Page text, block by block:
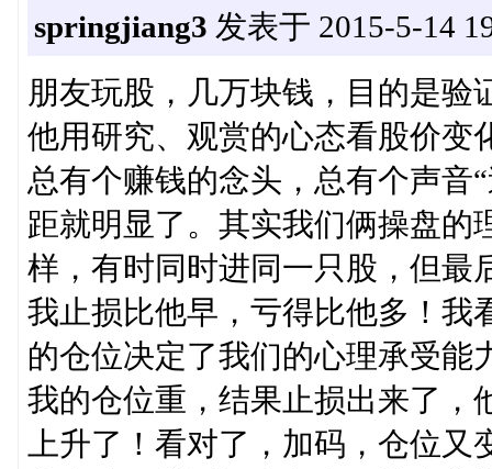
springjiang3 发表于 2015-5-14
朋友玩股，几万块钱，目的是验
他用研究、观赏的心态看股价变
总有个赚钱的念头，总有个声音
距就明显了。其实我们俩操盘的
样，有时同时进同一只股，但最
我止损比他早，亏得比他多！我
的仓位决定了我们的心理承受能
我的仓位重，结果止损出来了，
上升了！看对了，加码，仓位